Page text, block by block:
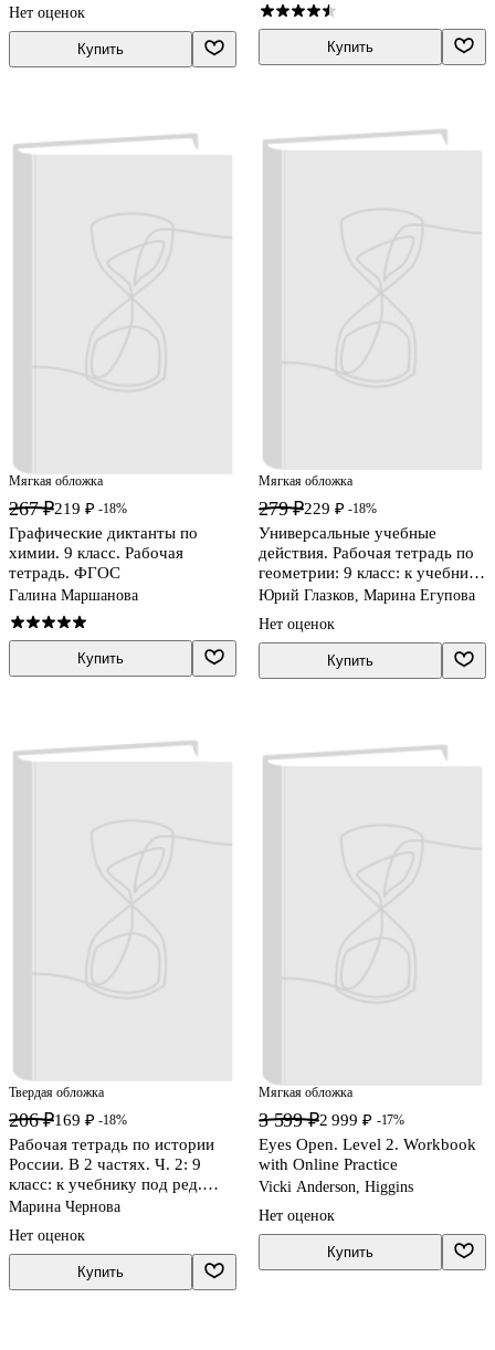
Нет оценок
Купить
организаций
Купить
Мягкая обложка
267 ₽219 ₽ -18%
Графические диктанты по
химии. 9 класс. Рабочая
тетрадь. ФГОС
Галина Маршанова
Купить
Мягкая обложка
279 ₽229 ₽ -18%
Универсальные учебные
действия. Рабочая тетрадь по
геометрии: 9 класс: к учебнику
Л.С. Атанасяна и др.
ФГОС (к нов. учебнику)
Юрий Глазков, Марина Егупова
Нет оценок
Купить
Твердая обложка
206 ₽169 ₽ -18%
Рабочая тетрадь по истории
России. В 2 частях. Ч. 2: 9
класс: к учебнику под ред.
А.В. Торкунова "История
Марина Чернова
Нет оценок
Купить
Мягкая обложка
3 599 ₽2 999 ₽ -17%
Eyes Open. Level 2. Workbook
with Online Practice
Vicki Anderson, Higgins
Нет оценок
Купить